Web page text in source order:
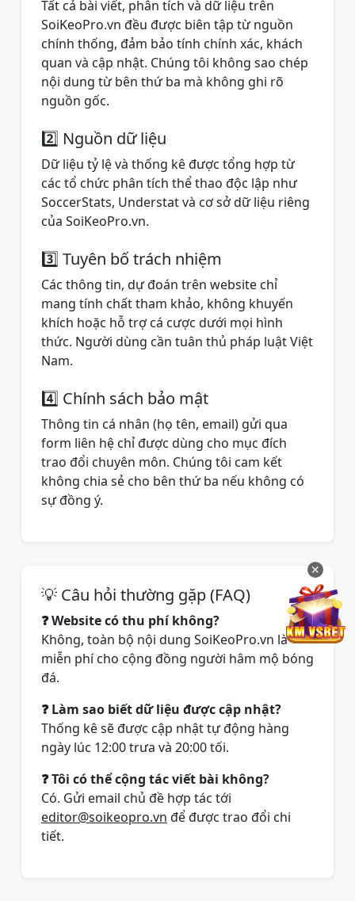
Tất cả bài viết, phân tích và dữ liệu trên
SoiKeoPro.vn đều được biên tập từ nguồn
chính thống, đảm bảo tính chính xác, khách
quan và cập nhật. Chúng tôi không sao chép
nội dung từ bên thứ ba mà không ghi rõ
nguồn gốc.
2️⃣ Nguồn dữ liệu
Dữ liệu tỷ lệ và thống kê được tổng hợp từ
các tổ chức phân tích thể thao độc lập như
SoccerStats, Understat và cơ sở dữ liệu riêng
của SoiKeoPro.vn.
3️⃣ Tuyên bố trách nhiệm
Các thông tin, dự đoán trên website chỉ
mang tính chất tham khảo, không khuyến
khích hoặc hỗ trợ cá cược dưới mọi hình
thức. Người dùng cần tuân thủ pháp luật Việt
Nam.
4️⃣ Chính sách bảo mật
Thông tin cá nhân (họ tên, email) gửi qua
form liên hệ chỉ được dùng cho mục đích
trao đổi chuyên môn. Chúng tôi cam kết
không chia sẻ cho bên thứ ba nếu không có
sự đồng ý.
💡 Câu hỏi thường gặp (FAQ)
❓ Website có thu phí không?
Không, toàn bộ nội dung SoiKeoPro.vn là
miễn phí cho cộng đồng người hâm mộ bóng
đá.
❓ Làm sao biết dữ liệu được cập nhật?
Thống kê sẽ được cập nhật tự động hàng
ngày lúc 12:00 trưa và 20:00 tối.
❓ Tôi có thể cộng tác viết bài không?
Có. Gửi email chủ đề hợp tác tới
editor@soikeopro.vn để được trao đổi chi
tiết.
✕